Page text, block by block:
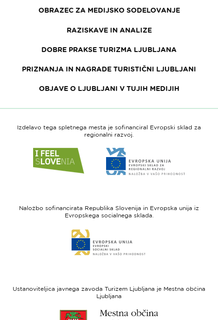
OBRAZEC ZA MEDIJSKO SODELOVANJE
RAZISKAVE IN ANALIZE
DOBRE PRAKSE TURIZMA LJUBLJANA
PRIZNANJA IN NAGRADE TURISTIČNI LJUBLJANI
OBJAVE O LJUBLJANI V TUJIH MEDIJIH
Izdelavo tega spletnega mesta je sofinanciral Evropski sklad za
regionalni razvoj.
do
spletne
Slovenia
do
spletne
-
regionalni
Naložbo sofinancirata Republika Slovenija in Evropska unija iz
Evropskega socialnega sklada.
do
spletne
sklad
Ustanoviteljica javnega zavoda Turizem Ljubljana je Mestna občina
Ljubljana